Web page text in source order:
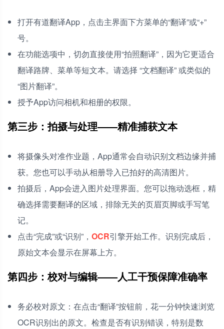
打开有道翻译App，点击主界面下方菜单的“翻译”或“+”
号。
在功能选项中，切勿直接使用“拍照翻译”，因为它更适合
翻译路牌、菜单等短文本。请选择 “文档翻译” 或类似的
“图片翻译”。
授予App访问相机和相册的权限。
第三步：拍摄与处理——精准捕获文本
将摄像头对准作业题，App通常会自动识别文档边缘并捕
获。您也可以手动从相册导入已拍好的高清图片。
拍摄后，App会进入图片处理界面。您可以拖动选框，精
确选择需要翻译的区域，排除无关的页眉页脚或手写笔
记。
点击“完成”或“识别”， OCR引擎开始工作。识别完成后，
原始文本会显示在屏幕上方。
第四步：校对与编辑——人工干预保障准确率
务必校对原文：在点击“翻译”按钮前，花一分钟快速浏览
OCR识别出的原文。检查是否有识别错误，特别是数